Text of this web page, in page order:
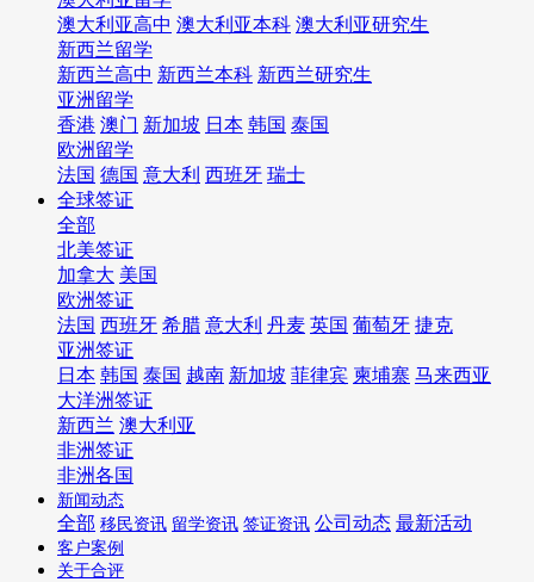
澳大利亚高中 澳大利亚本科 澳大利亚研究生
新西兰留学
新西兰高中 新西兰本科 新西兰研究生
亚洲留学
香港 澳门 新加坡 日本 韩国 泰国
欧洲留学
法国 德国 意大利 西班牙 瑞士
全球签证
全部
北美签证
加拿大 美国
欧洲签证
法国 西班牙 希腊 意大利 丹麦 英国 葡萄牙 捷克
亚洲签证
日本 韩国 泰国 越南 新加坡 菲律宾 柬埔寨 马来西亚
大洋洲签证
新西兰 澳大利亚
非洲签证
非洲各国
新闻动态
全部 移民资讯 留学资讯 签证资讯 公司动态 最新活动
客户案例
关于合评